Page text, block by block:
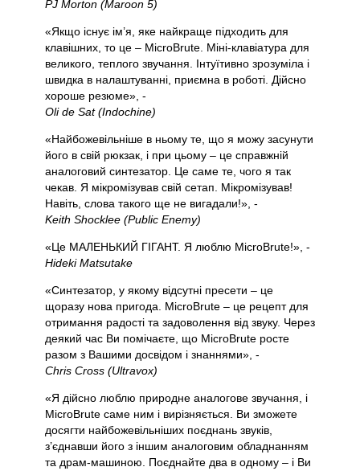
PJ Morton (Maroon 5)
«Якщо існує ім’я, яке найкраще підходить для
клавішних, то це – MicroBrute. Міні-клавіатура для
великого, теплого звучання. Інтуїтивно зрозуміла і
швидка в налаштуванні, приємна в роботі. Дійсно
хороше резюме», -
Oli de Sat (Indochine)
«Найбожевільніше в ньому те, що я можу засунути
його в свій рюкзак, і при цьому – це справжній
аналоговий синтезатор. Це саме те, чого я так
чекав. Я мікромізував свій сетап. Мікромізував!
Навіть, слова такого ще не вигадали!», -
Keith Shocklee (Public Enemy)
«Це МАЛЕНЬКИЙ ГІГАНТ. Я люблю MicroBrute!», -
Hideki Matsutake
«Синтезатор, у якому відсутні пресети – це
щоразу нова пригода. MicroBrute – це рецепт для
отримання радості та задоволення від звуку. Через
деякий час Ви помічаєте, що MicroBrute росте
разом з Вашими досвідом і знаннями», -
Chris Cross (Ultravox)
«Я дійсно люблю природне аналогове звучання, і
MicroBrute саме ним і вирізняється. Ви зможете
досягти найбожевільніших поєднань звуків,
з’єднавши його з іншим аналоговим обладнанням
та драм-машиною. Поєднайте два в одному – і Ви